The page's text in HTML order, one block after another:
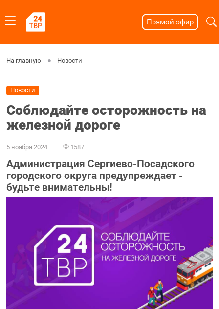
Прямой эфир
На главную Новости
Новости
Соблюдайте осторожность на
железной дороге
5 ноября 2024 1587
Администрация Сергиево-Посадского
городского округа предупреждает -
будьте внимательны!